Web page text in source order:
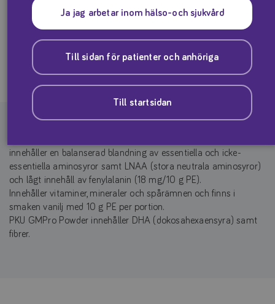
Ja jag arbetar inom hälso-och sjukvård
Till sidan för patienter och anhöriga
Till startsidan
från 3 år, tonåringar och vuxna med PKU.
Produktfaktablad
innehåller en balanserad blandning av essentiella och icke-
essentiella aminosyror samt LNAA (stora neutrala aminosyror)
och lågt innehåll av fenylalanin (18 mg/10 g PE).
Innehåller vitaminer, mineraler och spårämnen och finns i
smaken vanilj med 10 g PE per portion.
PKU GMPro Powder innehåller DHA (dokosahexaensyra) samt
fibrer.